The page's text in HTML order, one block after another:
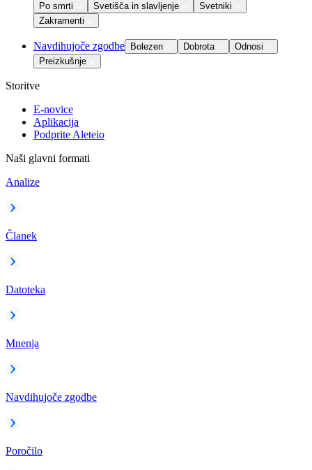
Po smrti
Svetišča in slavljenje
Svetniki
Zakramenti
Navdihujoče zgodbe Bolezen Dobrota
Odnosi
Preizkušnje
Storitve
E-novice
Aplikacija
Podprite Aleteio
Naši glavni formati
Analize
Članek
Datoteka
Mnenja
Navdihujoče zgodbe
Poročilo